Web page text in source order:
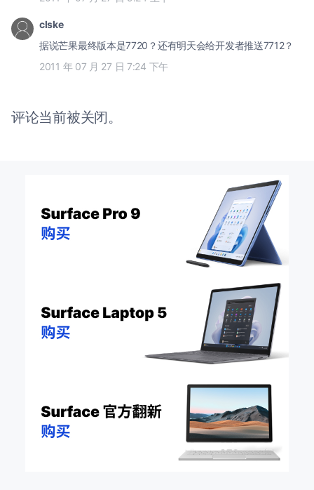
clske
据说芒果最终版本是7720？还有明天会给开发者推送7712？
2011 年 07 月 27 日 7:24 下午
评论当前被关闭。